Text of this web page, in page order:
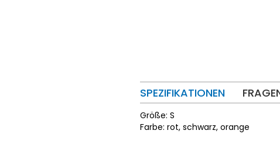
SPEZIFIKATIONEN
Größe: S
Farbe: rot, schwarz, orange